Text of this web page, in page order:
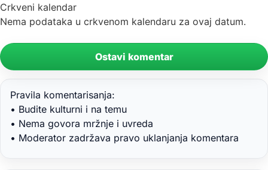
Crkveni kalendar
Nema podataka u crkvenom kalendaru za ovaj datum.
Ostavi komentar
Pravila komentarisanja:
• Budite kulturni i na temu
• Nema govora mržnje i uvreda
• Moderator zadržava pravo uklanjanja komentara